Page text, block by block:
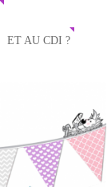
ET AU CDI ?